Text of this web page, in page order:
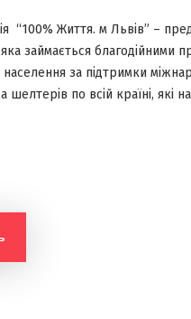
“100% Життя. м Львів” –
яка займається благодійними
за підтримки
шелтерів по всій країні, які